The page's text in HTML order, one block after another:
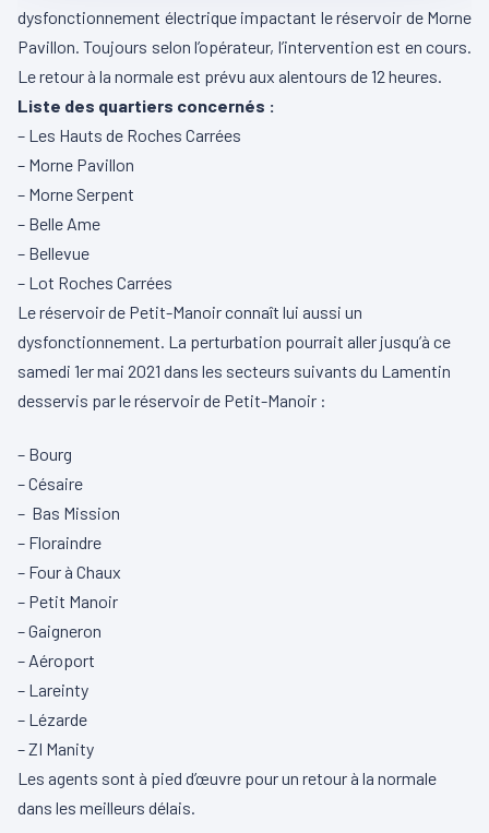
dysfonctionnement électrique impactant le réservoir de Morne
Pavillon. Toujours selon l’opérateur, l’intervention est en cours.
Le retour à la normale est prévu aux alentours de 12 heures.
Liste des quartiers concernés :
– Les Hauts de Roches Carrées
– Morne Pavillon
– Morne Serpent
– Belle Ame
– Bellevue
– Lot Roches Carrées
Le réservoir de Petit-Manoir connaît lui aussi un
dysfonctionnement. La perturbation pourrait aller jusqu’à ce
samedi 1er mai 2021 dans les secteurs suivants du Lamentin
desservis par le réservoir de Petit-Manoir :
– Bourg
– Césaire
– Bas Mission
– Floraindre
– Four à Chaux
– Petit Manoir
– Gaigneron
– Aéroport
– Lareinty
– Lézarde
– ZI Manity
Les agents sont à pied d’œuvre pour un retour à la normale
dans les meilleurs délais.